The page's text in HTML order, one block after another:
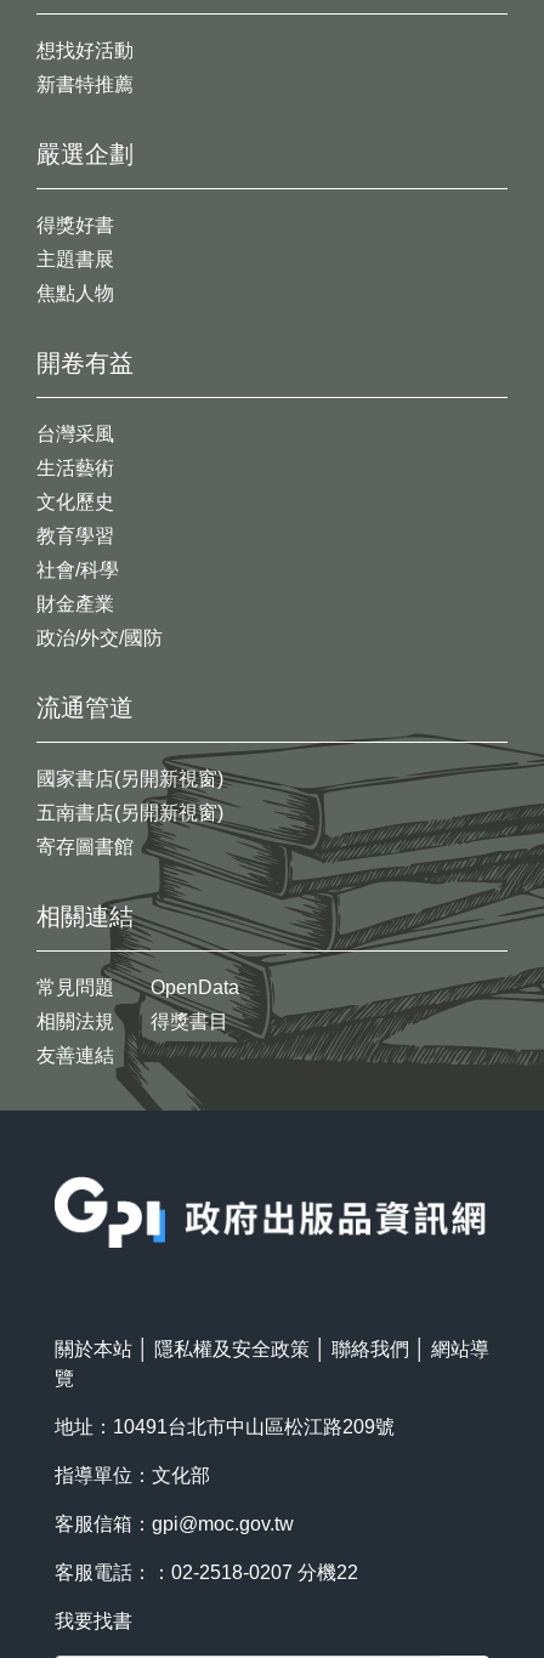
想找好活動
新書特推薦
開卷有益
台灣采風
生活藝術
文化歷史
教育學習
社會/科學
財金產業
政治/外交/國防
嚴選企劃
得獎好書
主題書展
焦點人物
流通管道
國家書店(另開新視窗)
五南書店(另開新視窗)
寄存圖書館
相關連結
常見問題
相關法規
友善連結
OpenData
得獎書目
關於本站 隱私權及安全政策 聯絡我們
網站導
覽
地址：10491台北市中山區松江路209號
指導單位：文化部
客服信箱： gpi@moc.gov.tw
客服電話：：02-2518-0207 分機22
我要找書